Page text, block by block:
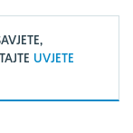
UVJETE